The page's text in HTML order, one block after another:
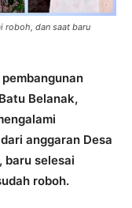
roboh, dan saat baru
Belanak,
anggaran Desa
baru selesai
roboh.